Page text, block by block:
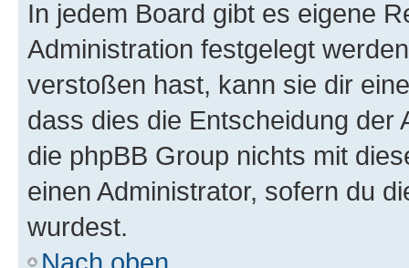
In jedem Board gibt es eigene
Administration festgelegt
verstoßen hast, kann sie dir
dass dies die Entscheidung der
die phpBB Group nichts mit
einen Administrator, sofern du
wurdest.
Nach oben